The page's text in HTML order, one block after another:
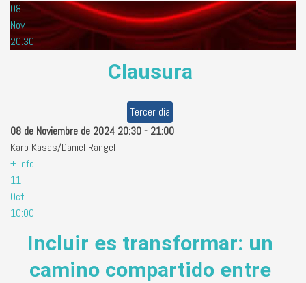
08
Nov
20:30
Clausura
Tercer día
08 de Noviembre de 2024 20:30- 21:00
Karo Kasas/Daniel Rangel
+ info
11
Oct
10:00
Incluir es transformar: un
camino compartido entre